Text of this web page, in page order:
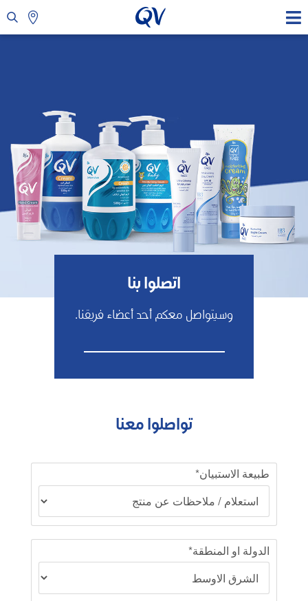
اتصلوا بنا
وسيتواصل معكم أحد أعضاء فريقنا.
تواصلوا معنا
طبيعة الاستبيان*
الدولة او المنطقة*